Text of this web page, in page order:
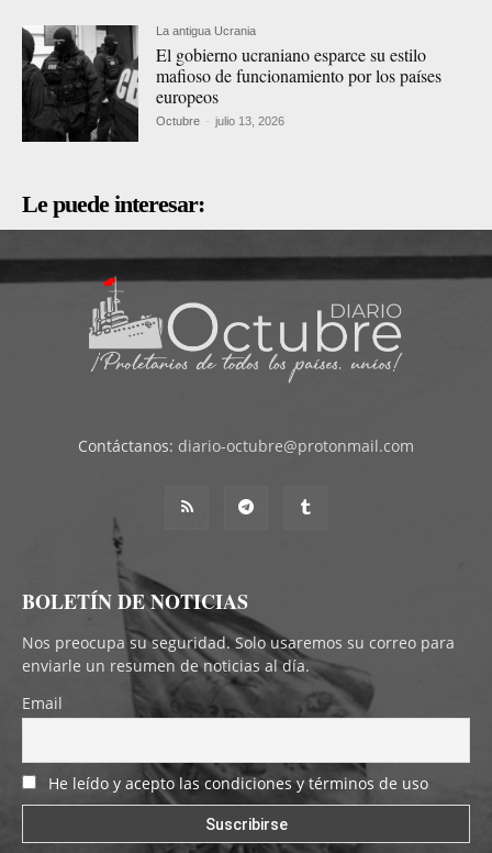
La antigua Ucrania
El gobierno ucraniano esparce su estilo
mafioso de funcionamiento por los países
europeos
Octubre - julio 13, 2026
Le puede interesar:
Contáctanos: diario-octubre@protonmail.com
BOLETÍN DE NOTICIAS
Nos preocupa su seguridad. Solo usaremos su correo para
enviarle un resumen de noticias al día.
Email
He leído y acepto las condiciones y términos de uso